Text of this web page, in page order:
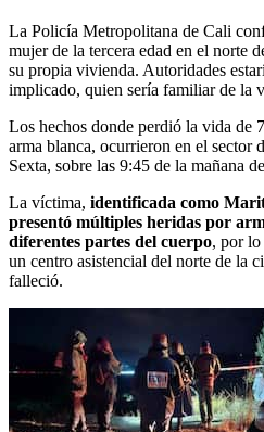
La Policía Metropolitana de Cali
mujer de la tercera edad en el norte
su propia vivienda. Autoridades
implicado, quien sería familiar de la
Los hechos donde perdió la vida de
arma blanca, ocurrieron en el sector
Sexta, sobre las 9:45 de la mañana
La víctima, identificada como
presentó múltiples heridas por
diferentes partes del cuerpo, por lo
un centro asistencial del norte de la
falleció.